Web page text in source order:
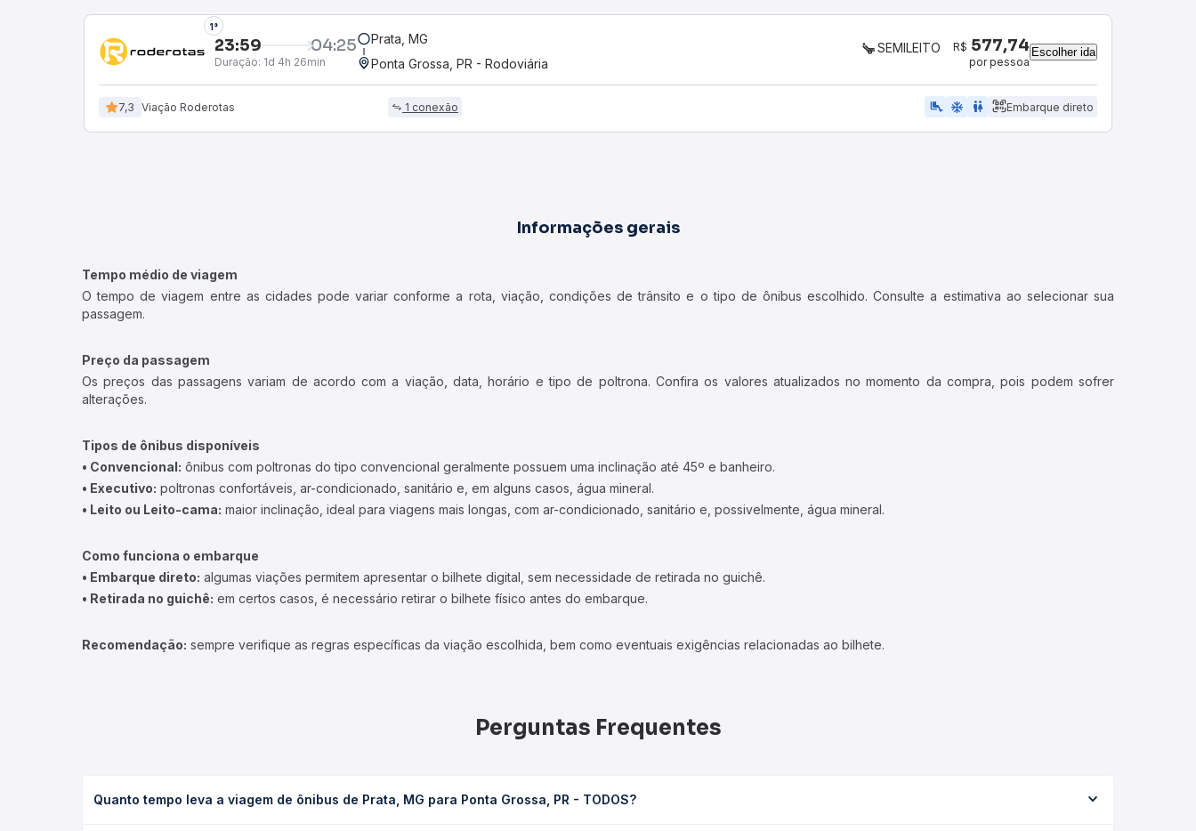
1°
23:59 04:25
Duração: 1d 4h 26min
Prata, MG
Ponta Grossa, PR - Rodoviária
SEMILEITO R$ 577,74
por pessoa
Escolher ida
7,3 Viação Roderotas 1 conexão airline_seat_legroom_extra ac_unit WC Embarque direto
Informações gerais
Tempo médio de viagem
O tempo de viagem entre as cidades pode variar conforme a rota, viação, condições de trânsito e o tipo de ônibus escolhido. Consulte a estimativa ao selecionar sua
passagem.
Preço da passagem
Os preços das passagens variam de acordo com a viação, data, horário e tipo de poltrona. Confira os valores atualizados no momento da compra, pois podem sofrer
alterações.
Tipos de ônibus disponíveis
• Convencional: ônibus com poltronas do tipo convencional geralmente possuem uma inclinação até 45º e banheiro.
• Executivo: poltronas confortáveis, ar-condicionado, sanitário e, em alguns casos, água mineral.
• Leito ou Leito-cama: maior inclinação, ideal para viagens mais longas, com ar-condicionado, sanitário e, possivelmente, água mineral.
Como funciona o embarque
• Embarque direto: algumas viações permitem apresentar o bilhete digital, sem necessidade de retirada no guichê.
• Retirada no guichê: em certos casos, é necessário retirar o bilhete físico antes do embarque.
Recomendação: sempre verifique as regras específicas da viação escolhida, bem como eventuais exigências relacionadas ao bilhete.
Perguntas Frequentes
Quanto tempo leva a viagem de ônibus de Prata, MG para Ponta Grossa, PR - TODOS?